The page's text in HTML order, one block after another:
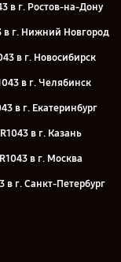
в г. Ростов-на-Дону
в г. Нижний Новгород
в г. Новосибирск
в г. Челябинск
в г. Екатеринбург
в г. Казань
в г. Москва
г. Санкт-Петербург